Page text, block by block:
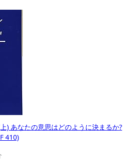
) あなたの意思はどのように決まるか?
410)